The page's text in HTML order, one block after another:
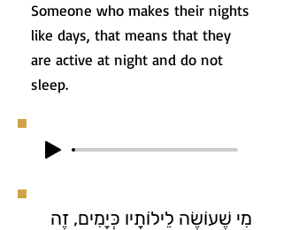
Someone who makes their nights
like days, that means that they
are active at night and do not
sleep.
מִי שֶׁעוֹשֶׂה לֵילוֹתָיו כְּיָמִים, זֶה